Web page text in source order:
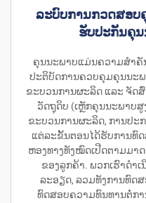
ລະບົບການກວດສອ
ຮັບປະກັນຄຸນ
ຄຸນນະພາບແມ່ນຄວາມສຳຄັ
ປະຕິບັດການຄວບຄຸມຄຸນນະພ
ຂະບວນການຜະລິດ ແລະ ຈັດສົ່
ວັດຖຸດິບ (ເຫຼັກຄຸນນະພາບສູ
ຂະບວນການຜະລິດ, ການປະ
ແຕ່ລະຂັ້ນຕອນໄດ້ຮັບການທົ
ຫອງທາງທັງໝົດເປີດຕາມມາ
ຂອງລູກຄ້າ. ພວກເຮົາດຳ
ລະອຽດ, ລວມທັງການທົດ
ທົດສອບຄວາມທົນທານຕໍ່ກ